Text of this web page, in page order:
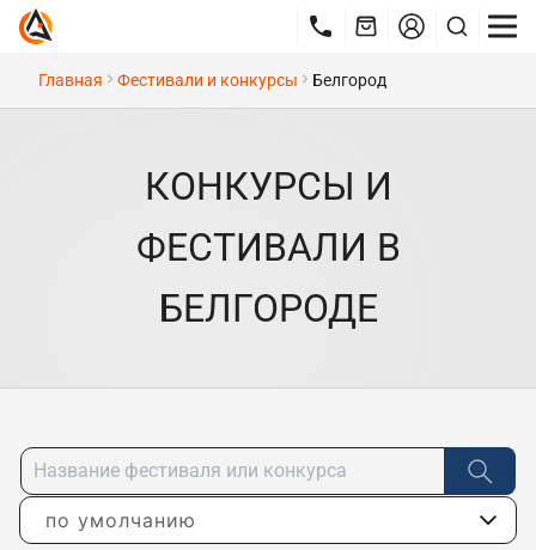
Главная Фестивали и конкурсы Белгород
КОНКУРСЫ И
ФЕСТИВАЛИ В
БЕЛГОРОДЕ
по умолчанию